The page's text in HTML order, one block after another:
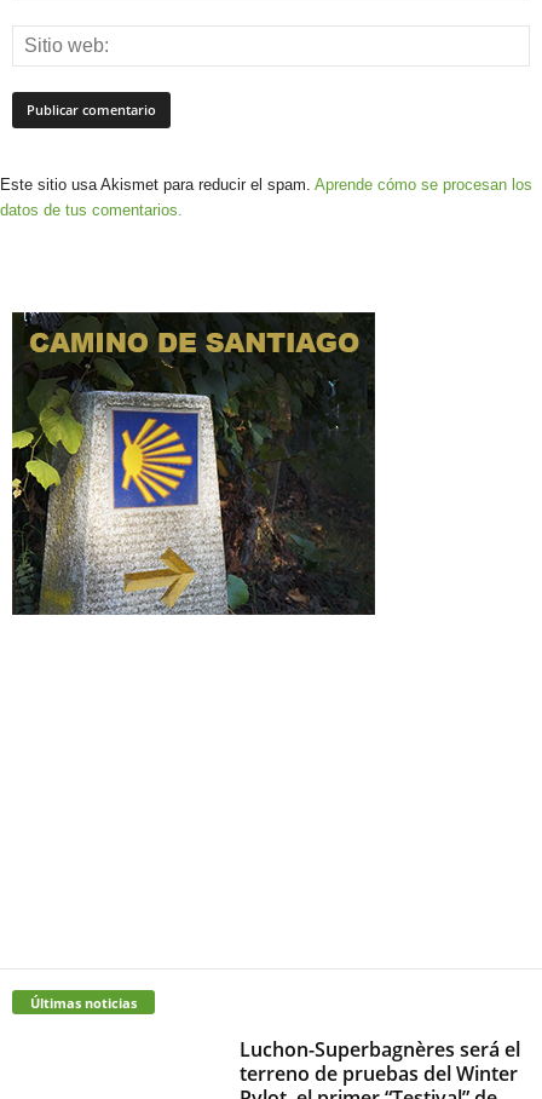
Este sitio usa Akismet para reducir el spam. Aprende cómo se procesan los
datos de tus comentarios.
Últimas noticias
Luchon-Superbagnères será el
terreno de pruebas del Winter